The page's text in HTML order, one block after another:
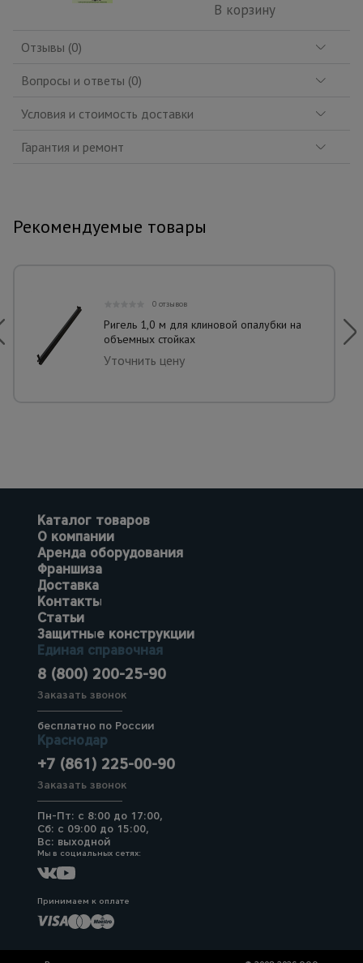
В корзину
Отзывы (0)
Вопросы и ответы (0)
Условия и стоимость доставки
Гарантия и ремонт
Рекомендуемые товары
0 отзывов
Ригель 1,0 м для клиновой опалубки на
объемных стойках
Уточнить цену
Каталог товаров
О компании
Аренда оборудования
Франшиза
Доставка
Контакты
Статьи
Защитные конструкции
Единая справочная
8 (800) 200-25-90
Заказать звонок
бесплатно по России
Краснодар
+7 (861) 225-00-90
Заказать звонок
Пн-Пт: с 8:00 до 17:00,
Сб: с 09:00 до 15:00,
Вс: выходной
Мы в социальных сетях:
Принимаем к оплате